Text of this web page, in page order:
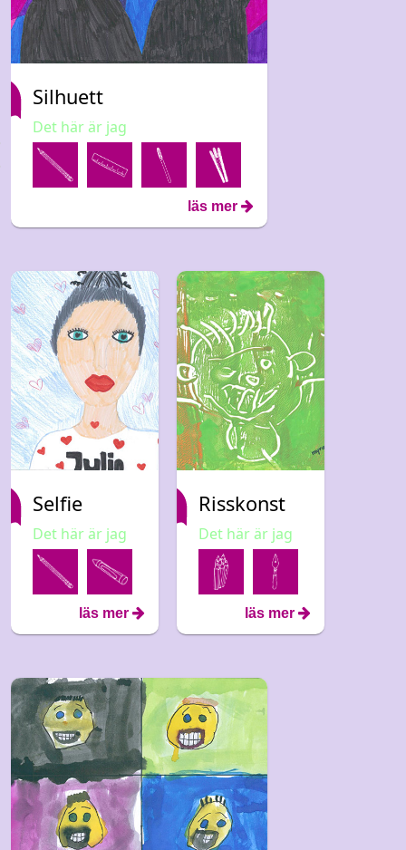
Silhuett
Det här är jag
läs mer
Selfie
Det här är jag
läs mer
Risskonst
Det här är jag
läs mer